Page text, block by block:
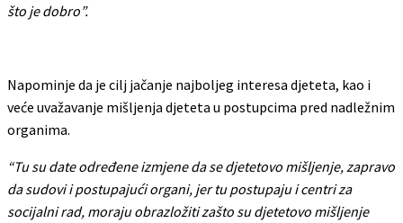
što je dobro”.
Napominje da je cilj jačanje najboljeg interesa djeteta, kao i
veće uvažavanje mišljenja djeteta u postupcima pred nadležnim
organima.
“Tu su date određene izmjene da se djetetovo mišljenje, zapravo
da sudovi i postupajući organi, jer tu postupaju i centri za
socijalni rad, moraju obrazložiti zašto su djetetovo mišljenje